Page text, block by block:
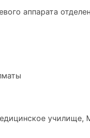
аппарата
училище,